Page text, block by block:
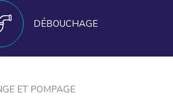
DÉBOUCHAGE
ET POMPAGE